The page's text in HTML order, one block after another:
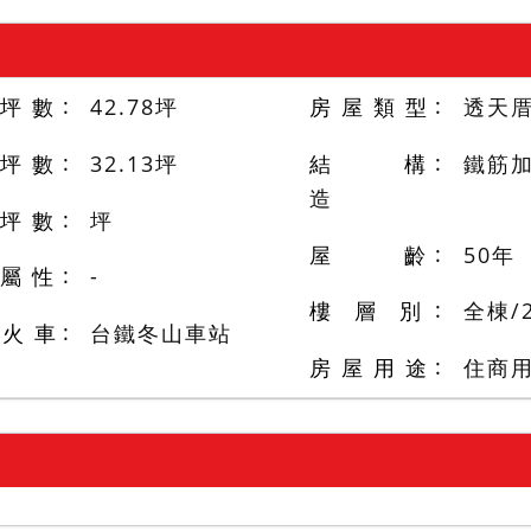
數 42.78坪
數
32.13坪
數
坪
性
-
車
台鐵冬山車站
房 屋 類 型
透天
結 構
鐵筋
造
屋 齡
50年
樓 層 別
全棟/
房 屋 用 途
住商